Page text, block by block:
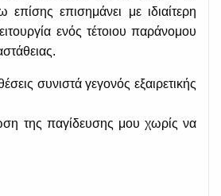
επισημάνει με ιδιαίτερη
ενός τέτοιου παράνομου
συνιστά γεγονός εξαιρετικής
της παγίδευσης μου χωρίς να